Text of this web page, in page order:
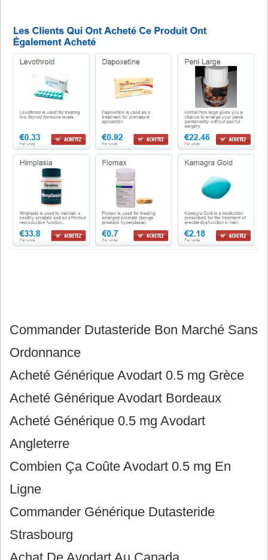
Commander Dutasteride Bon Marché Sans
Ordonnance
Acheté Générique Avodart 0.5 mg Grèce
Acheté Générique Avodart Bordeaux
Acheté Générique 0.5 mg Avodart
Angleterre
Combien Ça Coûte Avodart 0.5 mg En
Ligne
Commander Générique Dutasteride
Strasbourg